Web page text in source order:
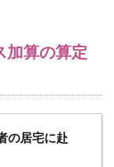
加算の算定
の居宅に赴